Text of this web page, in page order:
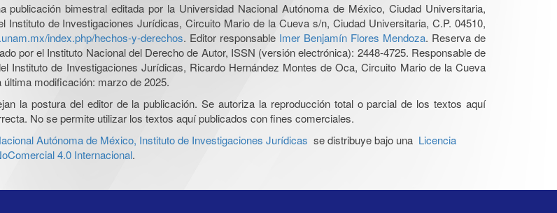
bimestral editada por la Universidad Nacional Autónoma de México, Ciudad Universitaria,
de Investigaciones Jurídicas, Circuito Mario de la Cueva s/n, Ciudad Universitaria, C.P. 04510,
index.php/hechos-y-derechos. Editor responsable Imer Benjamín Flores Mendoza. Reserva de
por el Instituto Nacional del Derecho de Autor, ISSN (versión electrónica): 2448-4725. Responsable de
Instituto de Investigaciones Jurídicas, Ricardo Hernández Montes de Oca, Circuito Mario de la Cueva
modificación: marzo de 2025.
la postura del editor de la publicación. Se autoriza la reproducción total o parcial de los textos aquí
No se permite utilizar los textos aquí publicados con fines comerciales.
Autónoma de México, Instituto de Investigaciones Jurídicas se distribuye bajo una Licencia
4.0 Internacional.